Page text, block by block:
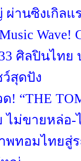
านซิงเกิลแ
Wave!
33 ศิลปินไท
ว์สุดปัง
! “THE
ไม่ขายหล่อ
ทอมไทยสู่